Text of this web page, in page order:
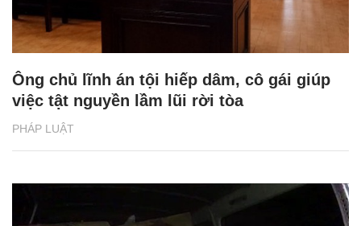
PHÁP LUẬT
Ông chủ lĩnh án tội hiếp dâm, cô gái giúp
việc tật nguyền lầm lũi rời tòa